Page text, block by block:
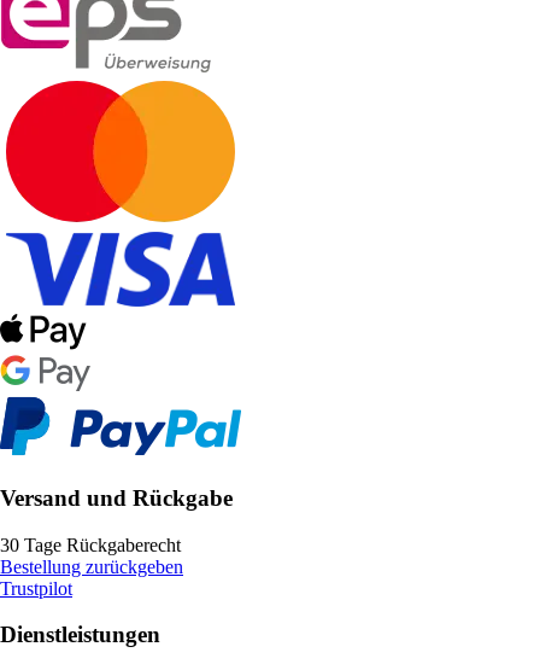
Versand und Rückgabe
30 Tage Rückgaberecht
Bestellung zurückgeben
Trustpilot
Dienstleistungen